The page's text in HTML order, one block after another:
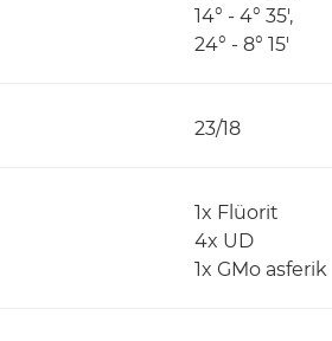
14° - 4° 35',
24° - 8° 15'
23/18
1x Flüorit
4x UD
1x GMo asferik